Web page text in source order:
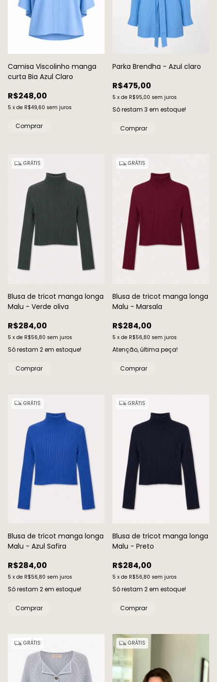
Camisa Viscolinho manga
curta Bia Azul Claro
R$248,00
5 x de R$49,60 sem juros
Comprar
Parka Brendha - Azul claro
R$475,00
5 x de R$95,00 sem juros
Só restam 3 em estoque!
Comprar
GRÁTIS
Blusa de tricot manga longa
Malu - Verde oliva
R$284,00
5 x de R$56,80 sem juros
Só restam 2em estoque!
Comprar
GRÁTIS
Blusa de tricot manga longa
Malu - Marsala
R$284,00
5 x de R$56,80 sem juros
Atenção, última peça!
Comprar
GRÁTIS
Blusa de tricot manga longa
Malu - Azul Safira
R$284,00
5 x de R$56,80 sem juros
Só restam 2em estoque!
Comprar
GRÁTIS
Blusa de tricot manga longa
Malu - Preto
R$284,00
5 x de R$56,80 sem juros
Só restam 2em estoque!
Comprar
GRÁTIS GRÁTIS